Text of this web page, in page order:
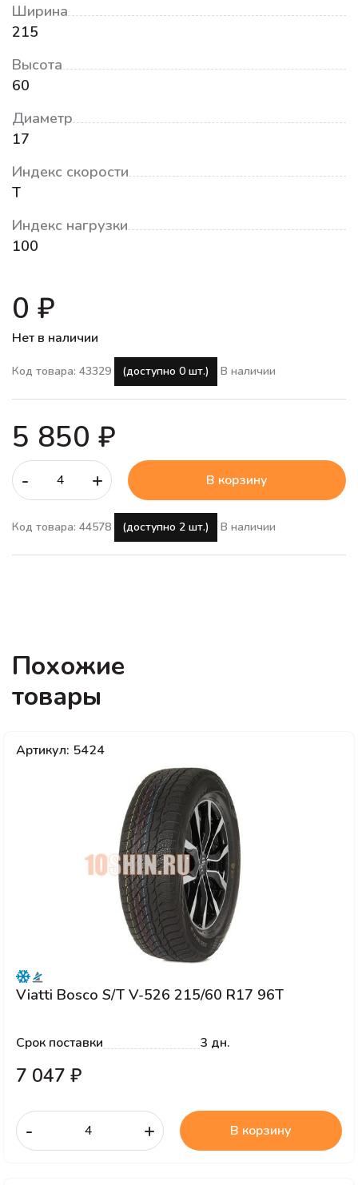
Ширина
215
Высота
60
Диаметр
17
Индекс скорости
T
Индекс нагрузки
100
0 ₽
Нет в наличии
Код товара: 43329 (доступно 0 шт.) В наличии
5 850 ₽
- + В корзину
Код товара: 44578 (доступно 2 шт.) В наличии
Похожие
товары
Артикул: 5424
Viatti Bosco S/T V-526 215/60 R17 96T
Срок поставки 3 дн.
7 047 ₽
- + В корзину